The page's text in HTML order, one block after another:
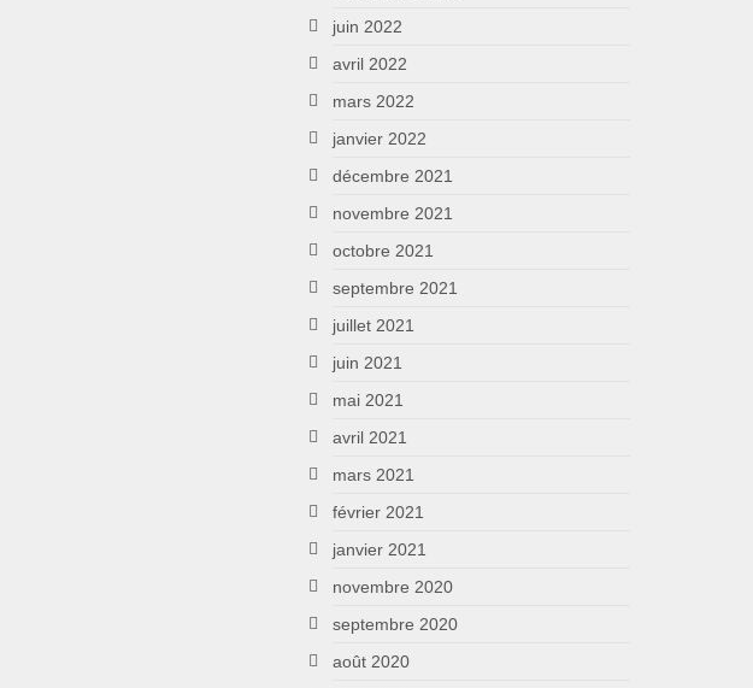
juin 2022
avril 2022
mars 2022
janvier 2022
décembre 2021
novembre 2021
octobre 2021
septembre 2021
juillet 2021
juin 2021
mai 2021
avril 2021
mars 2021
février 2021
janvier 2021
novembre 2020
septembre 2020
août 2020